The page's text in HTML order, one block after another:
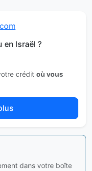
en Israël ?
crédit où vous
dans votre boîte